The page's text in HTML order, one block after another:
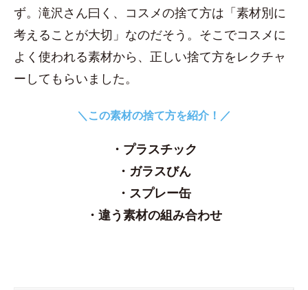
ず。滝沢さん曰く、コスメの捨て方は「素材別に
考えることが大切」なのだそう。そこでコスメに
よく使われる素材から、正しい捨て方をレクチャ
ーしてもらいました。
＼この素材の捨て方を紹介！／
・プラスチック
・ガラスびん
・スプレー缶
・違う素材の組み合わせ